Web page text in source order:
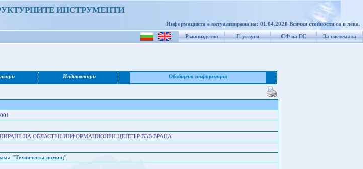
ИНСТРУМЕНТИ
Информацията е актуализирана на: 01.04.2020 Всички стойности са в лева.
Ръководство Е-услуги СФ на ЕС За системата
Индикатори Обобщена информация
НА ОБЛАСТЕН ИНФОРМАЦИОНЕН ЦЕНТЪР ВЪВ ВРАЦА
"Техническа помощ"